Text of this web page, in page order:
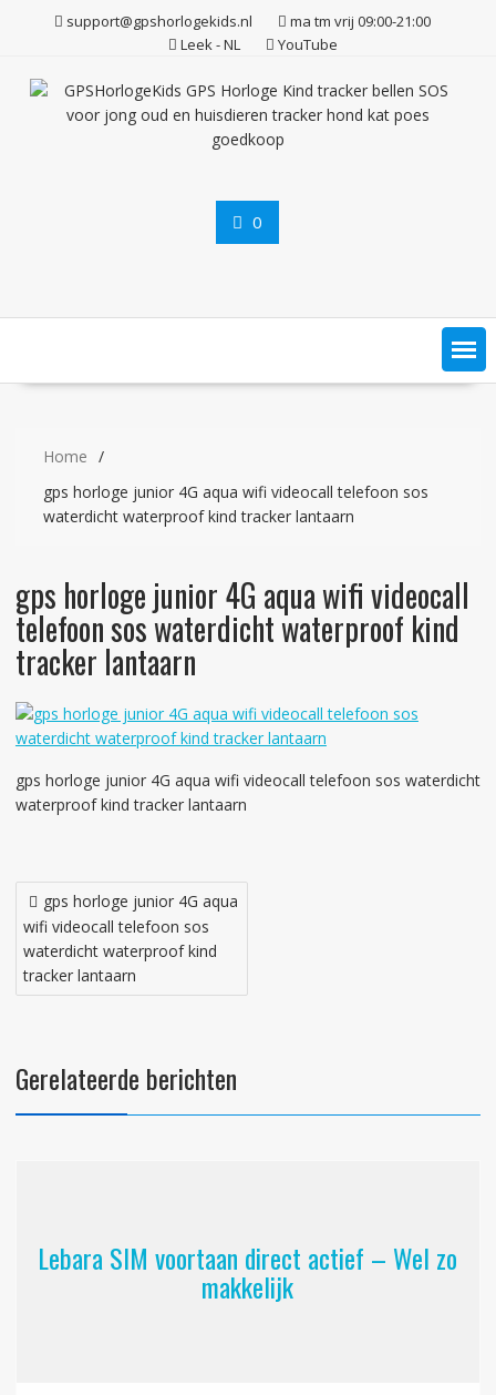
inhoud
support@gpshorlogekids.nl
ma tm vrij 09:00-21:00
Leek - NL
YouTube
0
Home
gps horloge junior 4G aqua wifi videocall telefoon sos
waterdicht waterproof kind tracker lantaarn
gps horloge junior 4G aqua wifi videocall
telefoon sos waterdicht waterproof kind
tracker lantaarn
gps horloge junior 4G aqua wifi videocall telefoon sos waterdicht
waterproof kind tracker lantaarn
Bericht
navigatie
gps horloge junior 4G aqua
wifi videocall telefoon sos
waterdicht waterproof kind
tracker lantaarn
Gerelateerde berichten
Lebara SIM voortaan direct actief – Wel zo
makkelijk